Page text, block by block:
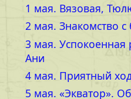
1 мая. Вязовая,
2 мая. Знакомство
3 мая.
Ани
4 мая. Приятный
5 мая. «Экватор».